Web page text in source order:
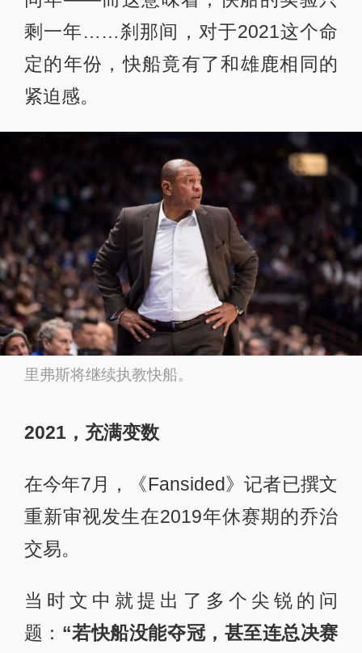
剩一年……刹那间，对于2021这个命
定的年份，快船竟有了和雄鹿相同的
紧迫感。
里弗斯将继续执教快船。
2021，充满变数
在今年7月，《Fansided》记者已撰文
重新审视发生在2019年休赛期的乔治
交易。
当时文中就提出了多个尖锐的问
题： “若快船没能夺冠，甚至连总决赛